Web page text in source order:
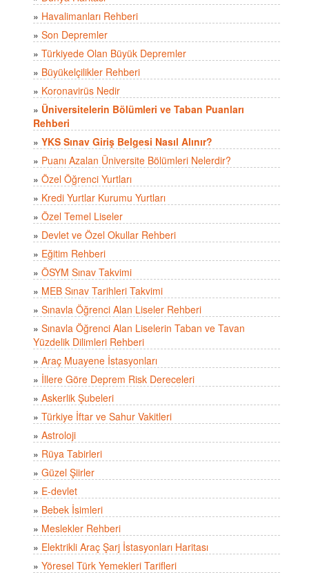
» Havalimanları Rehberi
» Son Depremler
» Türkiyede Olan Büyük Depremler
» Büyükelçilikler Rehberi
» Koronavirüs Nedir
» Üniversitelerin Bölümleri ve Taban Puanları
Rehberi
» YKS Sınav Giriş Belgesi Nasıl Alınır?
» Puanı Azalan Üniversite Bölümleri Nelerdir?
» Özel Öğrenci Yurtları
» Kredi Yurtlar Kurumu Yurtları
» Özel Temel Liseler
» Devlet ve Özel Okullar Rehberi
» Eğitim Rehberi
» ÖSYM Sınav Takvimi
» MEB Sınav Tarihleri Takvimi
» Sınavla Öğrenci Alan Liseler Rehberi
» Sınavla Öğrenci Alan Liselerin Taban ve Tavan
Yüzdelik Dilimleri Rehberi
» Araç Muayene İstasyonları
» İllere Göre Deprem Risk Dereceleri
» Askerlik Şubeleri
» Türkiye İftar ve Sahur Vakitleri
» Astroloji
» Rüya Tabirleri
» Güzel Şiirler
» E-devlet
» Bebek İsimleri
» Meslekler Rehberi
» Elektrikli Araç Şarj İstasyonları Haritası
» Yöresel Türk Yemekleri Tarifleri